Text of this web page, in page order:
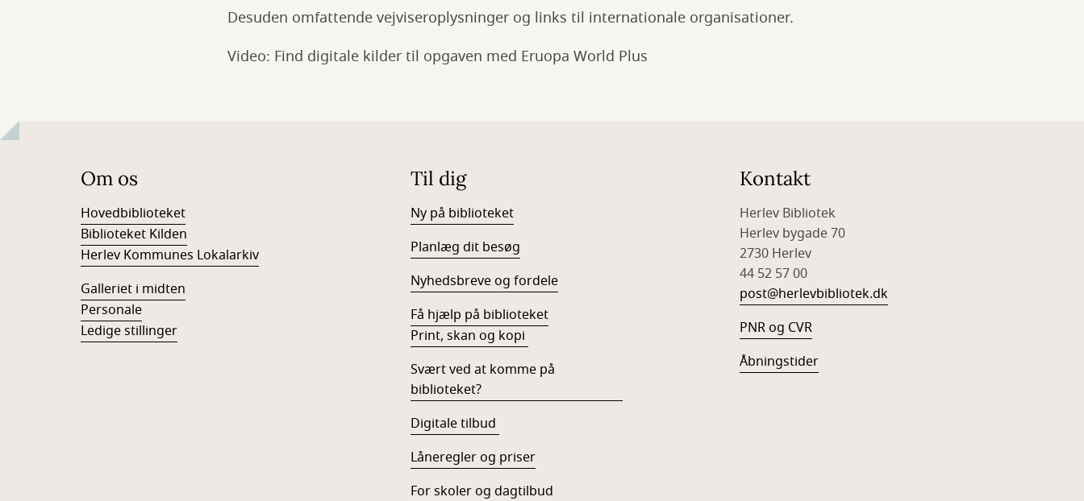
Desuden omfattende vejviseroplysninger og links til internationale organisationer.
Video: Find digitale kilder til opgaven med Eruopa World Plus
Om os
Hovedbiblioteket
Biblioteket Kilden
Herlev Kommunes Lokalarkiv
Galleriet i midten
Personale
Ledige stillinger
Til dig
Ny på biblioteket
Planlæg dit besøg
Nyhedsbreve og fordele
Få hjælp på biblioteket
Print, skan og kopi
Svært ved at komme på
biblioteket?
Digitale tilbud
Låneregler og priser
For skoler og dagtilbud
Kontakt
Herlev Bibliotek
Herlev bygade 70
2730 Herlev
44 52 57 00
post@herlevbibliotek.dk
PNR og CVR
Åbningstider